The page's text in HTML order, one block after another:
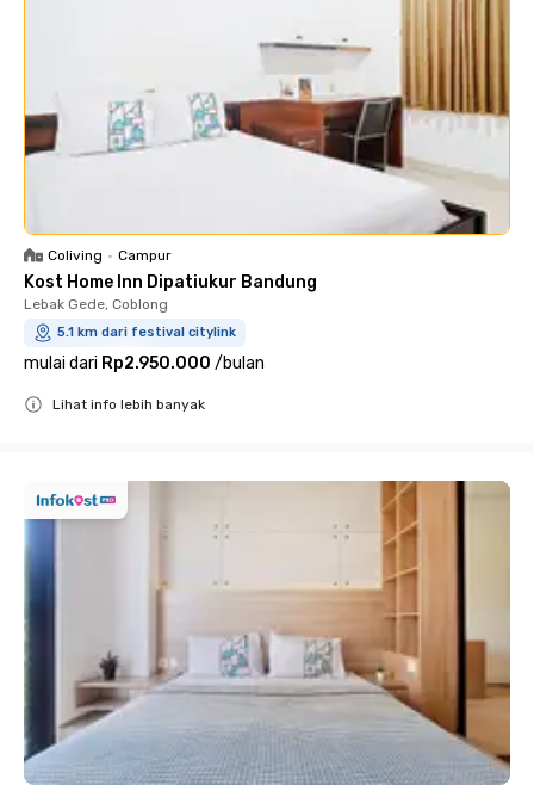
Coliving • Campur
Kost Home Inn Dipatiukur Bandung
Lebak Gede, Coblong
5.1 km dari festival citylink
mulai dari Rp2.950.000 /bulan
Lihat info lebih banyak